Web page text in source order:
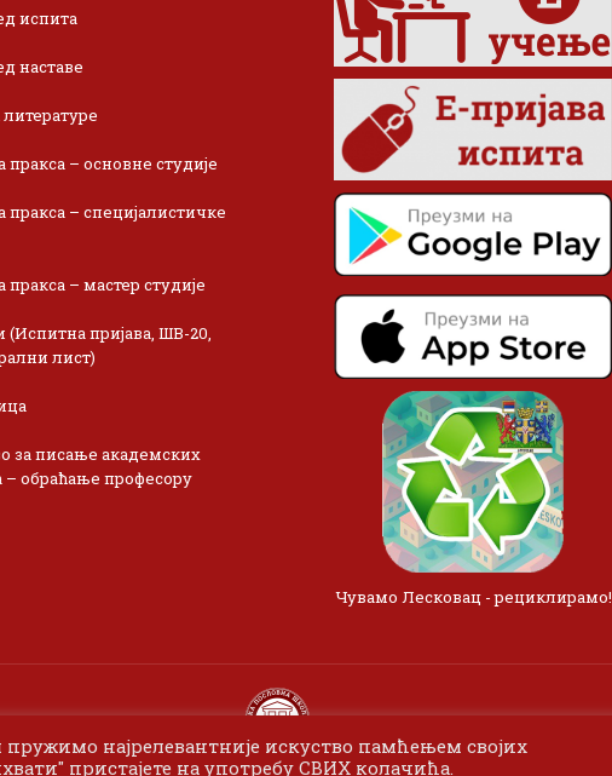
испита
наставе
пракса – основне студије
пракса – специјалистичке
пракса – мастер студије
(Испитна пријава, ШВ-20,
лист)
за писање академских
– обраћање професору
Чувамо Лесковац - рециклирамо!
најрелевантније искуство памћењем својих
пристајете на употребу СВИХ колачића.